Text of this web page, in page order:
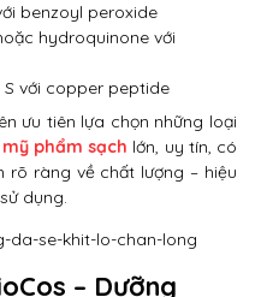
benzoyl peroxide
hydroquinone với
với copper peptide
ưu tiên lựa chọn những loại
mỹ phẩm sạch lớn, uy tín, có
rõ ràng về chất lượng – hiệu
dụng.
– Dưỡng